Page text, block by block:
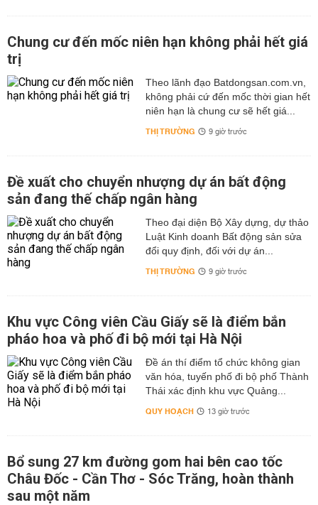
Chung cư đến mốc niên hạn không phải hết giá
trị
Theo lãnh đạo Batdongsan.com.vn,
không phải cứ đến mốc thời gian hết
niên hạn là chung cư sẽ hết giá...
THỊ TRƯỜNG 9 giờ trước
Đề xuất cho chuyển nhượng dự án bất động
sản đang thế chấp ngân hàng
Theo đại diện Bộ Xây dựng, dự thảo
Luật Kinh doanh Bất động sản sửa
đổi quy định, đối với dự án...
THỊ TRƯỜNG 9 giờ trước
Khu vực Công viên Cầu Giấy sẽ là điểm bắn
pháo hoa và phố đi bộ mới tại Hà Nội
Đề án thí điểm tổ chức không gian
văn hóa, tuyến phố đi bộ phố Thành
Thái xác định khu vực Quảng...
QUY HOẠCH 13 giờ trước
Bổ sung 27 km đường gom hai bên cao tốc
Châu Đốc - Cần Thơ - Sóc Trăng, hoàn thành
sau một năm